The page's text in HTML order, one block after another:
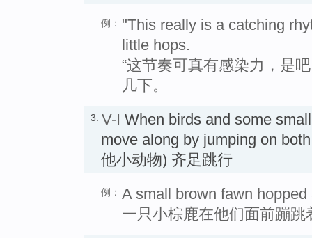
例： "This really is a catching
little hops.
“这节奏可真有感染力，是
几下。
3. V-I When birds and some
move along by jumping on
他小动物) 齐足跳行
例： A small brown fawn
一只小棕鹿在他们面前蹦跳